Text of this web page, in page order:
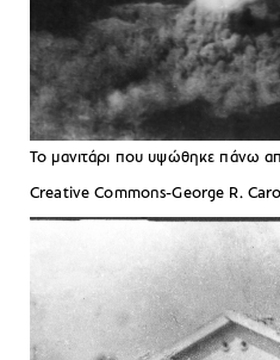
Το μανιτάρι που υψώθηκε πάνω
Creative Commons-George R.